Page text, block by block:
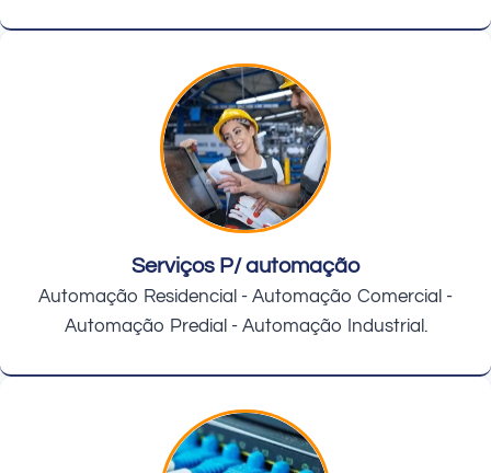
Serviços P/ automação
Automação Residencial - Automação Comercial -
Automação Predial - Automação Industrial.